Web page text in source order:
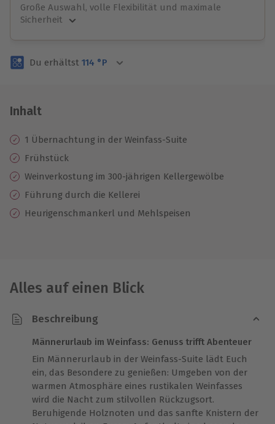
Große Auswahl, volle Flexibilität und maximale
Sicherheit
Volle Flexibilität
3 Jahre gültig & verlängerbar.
Du erhältst 114 °P
Inhalt
1 Übernachtung in der Weinfass-Suite
Frühstück
Weinverkostung im 300-jährigen Kellergewölbe
Führung durch die Kellerei
Heurigenschmankerl und Mehlspeisen
Alles auf einen Blick
Beschreibung
Männerurlaub im Weinfass: Genuss trifft Abenteuer
Ein Männerurlaub in der Weinfass-Suite lädt Euch
ein, das Besondere zu genießen: Umgeben von der
warmen Atmosphäre eines rustikalen Weinfasses
wird die Nacht zum stilvollen Rückzugsort.
Beruhigende Holznoten und das sanfte Knistern der